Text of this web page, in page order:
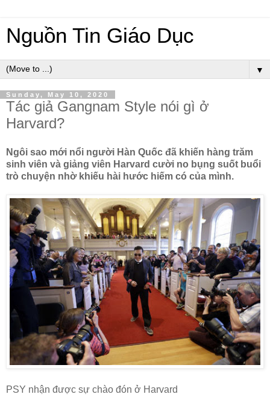
Nguồn Tin Giáo Dục
▼
Sunday, May 10, 2020
Tác giả Gangnam Style nói gì ở
Harvard?
Ngôi sao mới nổi người Hàn Quốc đã khiến hàng trăm
sinh viên và giảng viên Harvard cười no bụng suốt buổi
trò chuyện nhờ khiếu hài hước hiếm có của mình.
PSY nhận được sự chào đón ở Harvard